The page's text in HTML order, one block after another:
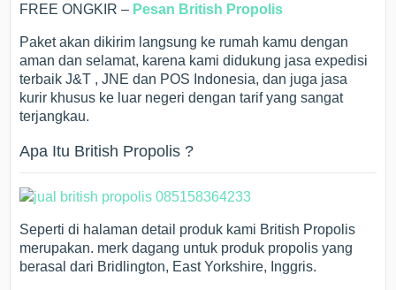
FREE ONGKIR – Pesan British Propolis
Paket akan dikirim langsung ke rumah kamu dengan
aman dan selamat, karena kami didukung jasa expedisi
terbaik J&T , JNE dan POS Indonesia, dan juga jasa
kurir khusus ke luar negeri dengan tarif yang sangat
terjangkau.
Apa Itu British Propolis ?
Seperti di halaman detail produk kami British Propolis
merupakan. merk dagang untuk produk propolis yang
berasal dari Bridlington, East Yorkshire, Inggris.